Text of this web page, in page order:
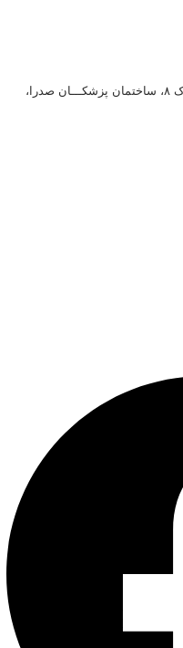
تهران، میدان ونک، ابتدای ملاصدرا، پلاک ۸، ساختمان پزشکـــان صدرا،